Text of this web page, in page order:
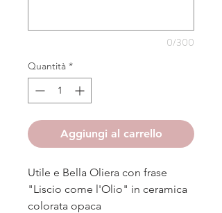
0/300
Quantità *
Aggiungi al carrello
Utile e Bella Oliera con frase
"Liscio come l'Olio" in ceramica
colorata opaca